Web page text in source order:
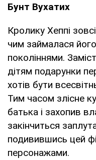
Бунт Вухатих
Кролику Хеппі
чим займалася
поколіннями.
дітям подарунки
хотів бути
Тим часом злісне
батька і захопив
закінчиться
подивившись цей
персонажами.